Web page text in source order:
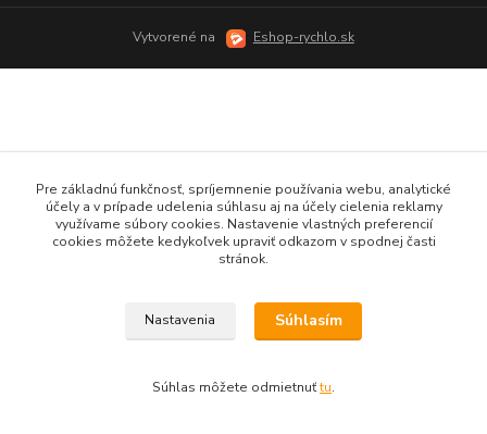
Vytvorené na Eshop-rychlo.sk
Pre základnú funkčnosť, spríjemnenie používania webu, analytické
účely a v prípade udelenia súhlasu aj na účely cielenia reklamy
využívame súbory cookies. Nastavenie vlastných preferencií
cookies môžete kedykoľvek upraviť odkazom v spodnej časti
stránok.
Nastavenia Súhlasím
Súhlas môžete odmietnuťtu.